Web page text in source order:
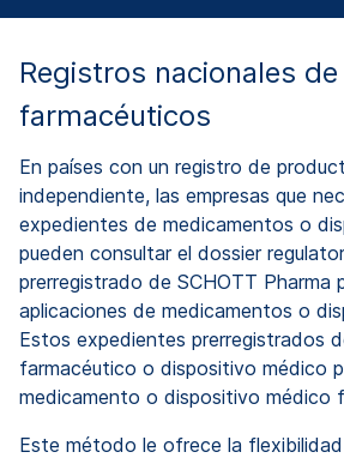
Registros nacionales
farmacéuticos
En países con un registro de
independiente, las empresas que
expedientes de medicamentos o
pueden consultar el dossier
prerregistrado de SCHOTT Pharma
aplicaciones de medicamentos o
Estos expedientes prerregistrados
farmacéutico o dispositivo médico
medicamento o dispositivo médico
Este método le ofrece la